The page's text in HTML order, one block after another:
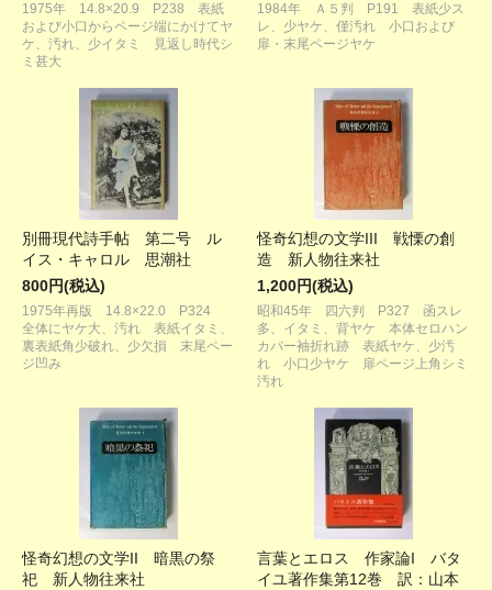
1975年 14.8×20.9 P238 表紙
および小口からページ端にかけてヤ
ケ、汚れ、少イタミ 見返し時代シ
ミ甚大
1984年 Ａ５判 P191 表紙少ス
レ、少ヤケ、僅汚れ 小口および
扉・末尾ページヤケ
別冊現代詩手帖 第二号 ル
イス・キャロル 思潮社
800円(税込)
1975年再版 14.8×22.0 P324
全体にヤケ大、汚れ 表紙イタミ、
裏表紙角少破れ、少欠損 末尾ペー
ジ凹み
怪奇幻想の文学III 戦慄の創
造 新人物往来社
1,200円(税込)
昭和45年 四六判 P327 函スレ
多、イタミ、背ヤケ 本体セロハン
カバー袖折れ跡 表紙ヤケ、少汚
れ 小口少ヤケ 扉ページ上角シミ
汚れ
怪奇幻想の文学II 暗黒の祭
祀 新人物往来社
言葉とエロス 作家論I バタ
イユ著作集第12巻 訳：山本